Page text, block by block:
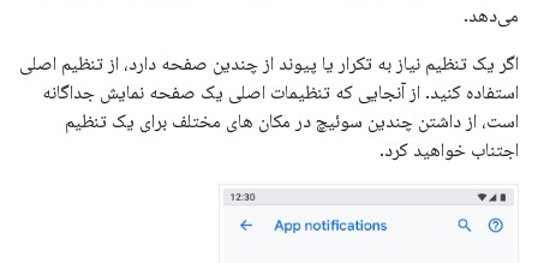
می‌دهد.
اگر یک تنظیم نیاز به تکرار یا پیوند از چندین صفحه دارد، از تنظیم اصلی
استفاده کنید. از آنجایی که تنظیمات اصلی یک صفحه نمایش جداگانه
است، از داشتن چندین سوئیچ در مکان های مختلف برای یک تنظیم
اجتناب خواهید کرد.